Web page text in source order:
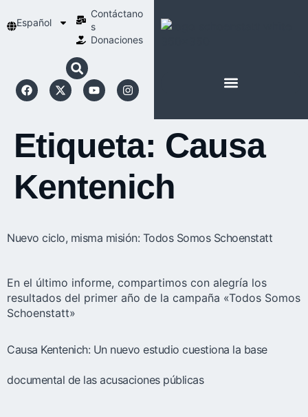
Español
Contáctano
s
Donaciones
Etiqueta: Causa
Kentenich
Nuevo ciclo, misma misión: Todos Somos Schoenstatt
En el último informe, compartimos con alegría los
resultados del primer año de la campaña «Todos Somos
Schoenstatt»
Causa Kentenich: Un nuevo estudio cuestiona la base
documental de las acusaciones públicas